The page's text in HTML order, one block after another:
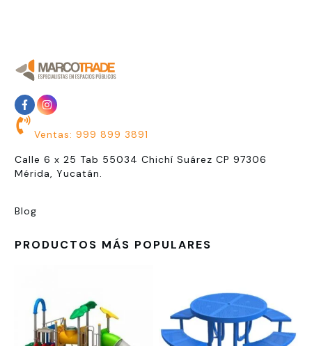
Ventas: 999 899 3891
Calle 6 x 25 Tab 55034 Chichí Suárez CP 97306
Mérida, Yucatán.
Blog
PRODUCTOS MÁS POPULARES